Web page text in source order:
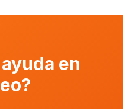
en
?